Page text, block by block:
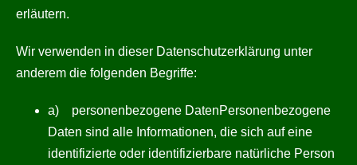
erläutern.
Wir verwenden in dieser Datenschutzerklärung unter
anderem die folgenden Begriffe:
a) personenbezogene DatenPersonenbezogene
Daten sind alle Informationen, die sich auf eine
identifizierte oder identifizierbare natürliche Person